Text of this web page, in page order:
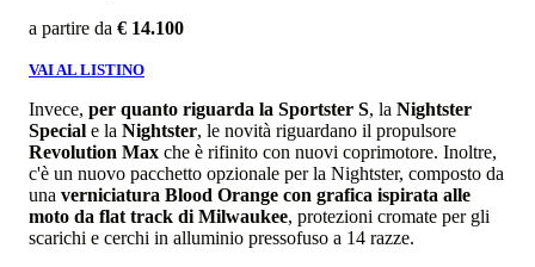
a partire da € 14.100
VAI AL LISTINO
Invece, per quanto riguarda la Sportster S, la Nightster
Special e la Nightster, le novità riguardano il propulsore
Revolution Max che è rifinito con nuovi coprimotore. Inoltre,
c'è un nuovo pacchetto opzionale per la Nightster, composto da
una verniciatura Blood Orange con grafica ispirata alle
moto da flat track di Milwaukee, protezioni cromate per gli
scarichi e cerchi in alluminio pressofuso a 14 razze.